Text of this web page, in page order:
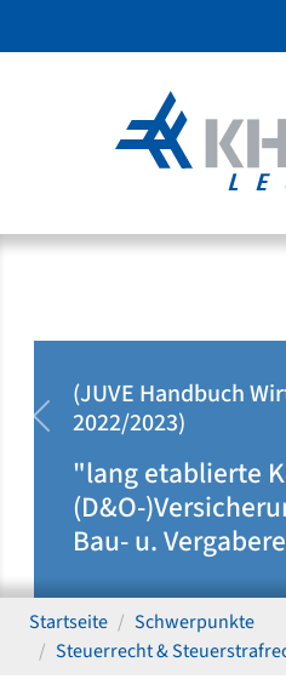
"klar auf
dort
tätig"
(JUVE Handbuch
2020/2021)
zurück
Startseite
Schwerpunkte
Steuerrecht &